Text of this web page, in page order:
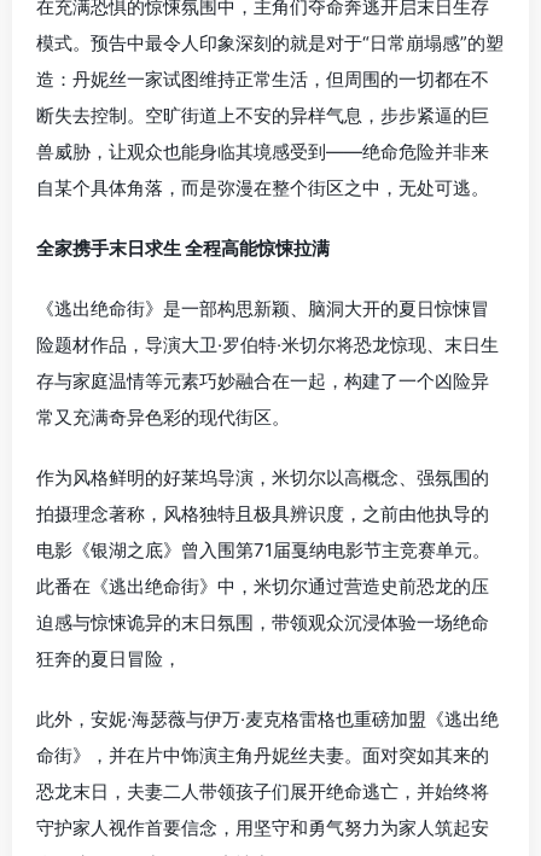
在充满恐惧的惊悚氛围中，主角们夺命奔逃开启末日生存
模式。预告中最令人印象深刻的就是对于“日常崩塌感”的塑
造：丹妮丝一家试图维持正常生活，但周围的一切都在不
断失去控制。空旷街道上不安的异样气息，步步紧逼的巨
兽威胁，让观众也能身临其境感受到——绝命危险并非来
自某个具体角落，而是弥漫在整个街区之中，无处可逃。
全家携手末日求生 全程高能惊悚拉满
《逃出绝命街》是一部构思新颖、脑洞大开的夏日惊悚冒
险题材作品，导演大卫·罗伯特·米切尔将恐龙惊现、末日生
存与家庭温情等元素巧妙融合在一起，构建了一个凶险异
常又充满奇异色彩的现代街区。
作为风格鲜明的好莱坞导演，米切尔以高概念、强氛围的
拍摄理念著称，风格独特且极具辨识度，之前由他执导的
电影《银湖之底》曾入围第71届戛纳电影节主竞赛单元。
此番在《逃出绝命街》中，米切尔通过营造史前恐龙的压
迫感与惊悚诡异的末日氛围，带领观众沉浸体验一场绝命
狂奔的夏日冒险，
此外，安妮·海瑟薇与伊万·麦克格雷格也重磅加盟《逃出绝
命街》，并在片中饰演主角丹妮丝夫妻。面对突如其来的
恐龙末日，夫妻二人带领孩子们展开绝命逃亡，并始终将
守护家人视作首要信念，用坚守和勇气努力为家人筑起安